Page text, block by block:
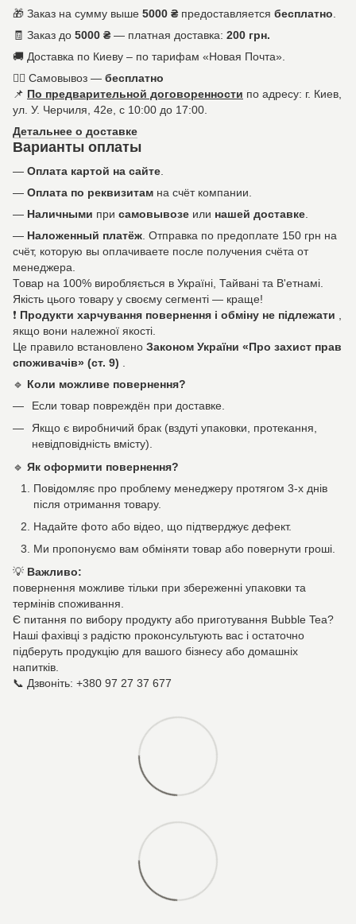
🎁 Заказ на сумму выше 5000 ₴ предоставляется бесплатно.
🧾 Заказ до 5000 ₴ — платная доставка: 200 грн.
🚚 Доставка по Киеву – по тарифам «Новая Почта».
🚶‍♀️ Самовывоз — бесплатно
📌 По предварительной договоренности по адресу: г. Киев,
ул. У. Черчиля, 42е, с 10:00 до 17:00.
Детальнее о доставке
Варианты оплаты
— Оплата картой на сайте
— Оплата по реквизитам на счёт компании.
— Наличными при самовывозе или нашей доставке
— Наложенный платёж . Отправка по предоплате 150 грн на
счёт, которую вы оплачиваете после получения счёта от
менеджера.
Товар на 100% виробляється в Україні, Тайвані та В'етнамі.
Якість цього товару у своєму сегменті — краще!
❗ Продукти харчування повернення і обміну не підлежати
якщо вони належної якості.
Це правило встановлено Законом України «Про захист прав
споживачів» (ст. 9)
🔹 Коли можливе повернення?
Если товар повреждён при доставке.
Якщо є виробничий брак (вздуті упаковки, протекання,
невідповідність вмісту).
🔹 Як оформити повернення?
Повідомляє про проблему менеджеру протягом 3-х днів
після отримання товару.
Надайте фото або відео, що підтверджує дефект.
Ми пропонуємо вам обміняти товар або повернути гроші.
💡 Важливо:
повернення можливе тільки при збереженні упаковки та
термінів споживання.
Є питання по вибору продукту або приготування Bubble Tea?
Наші фахівці з радістю проконсультують вас і остаточно
підберуть продукцію для вашого бізнесу або домашніх
напитків.
📞 Дзвоніть: +380 97 27 37 677